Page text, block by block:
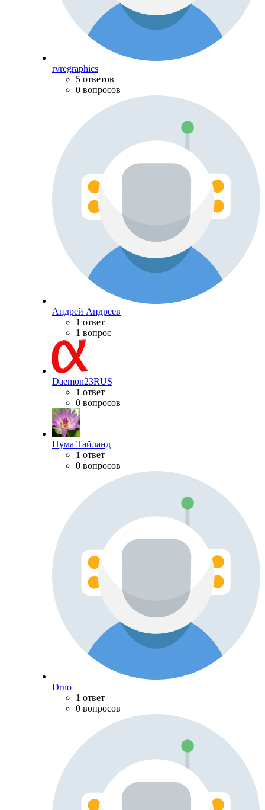
rvregraphics
5 ответов
0 вопросов
Андрей Андреев
1 ответ
1 вопрос
Daemon23RUS
1 ответ
0 вопросов
Пума Тайланд
1 ответ
0 вопросов
Drno
1 ответ
0 вопросов